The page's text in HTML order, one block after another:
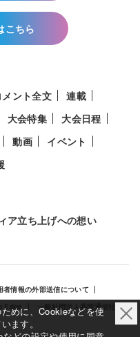
こちら
メント全文
連載
大会特集
大会日程
動画
イベント
ア立ち上げへの想い
者情報の外部送信について
Edge 一般社団法人共同通信社
RESERVED.
めに、Cookieなどを使
ます。